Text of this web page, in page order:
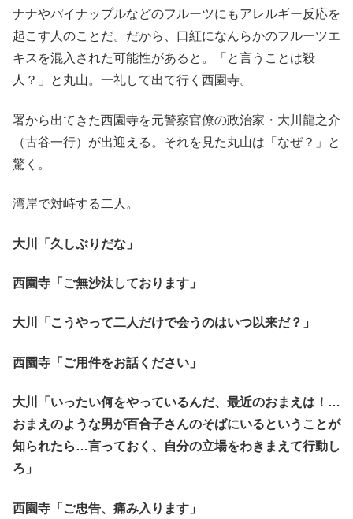
ナナやパイナップルなどのフルーツにもアレルギー反応を
起こす人のことだ。だから、口紅になんらかのフルーツエ
キスを混入された可能性があると。「と言うことは殺
人？」と丸山。一礼して出て行く西園寺。
署から出てきた西園寺を元警察官僚の政治家・大川龍之介
（古谷一行）が出迎える。それを見た丸山は「なぜ？」と
驚く。
湾岸で対峙する二人。
大川「久しぶりだな」
西園寺「ご無沙汰しております」
大川「こうやって二人だけで会うのはいつ以来だ？」
西園寺「ご用件をお話ください」
大川「いったい何をやっているんだ、最近のおまえは！…
おまえのような男が百合子さんのそばにいるということが
知られたら…言っておく、自分の立場をわきまえて行動し
ろ」
西園寺「ご忠告、痛み入ります」